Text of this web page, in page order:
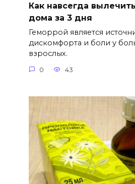
Как навсегда
дома за 3 дня
Геморрой является
дискомфорта и боли у
взрослых.
0 43